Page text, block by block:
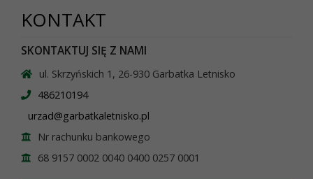
KONTAKT
SKONTAKTUJ SIĘ Z NAMI
ul. Skrzyńskich 1, 26-930 Garbatka Letnisko
486210194
urzad@garbatkaletnisko.pl
Nr rachunku bankowego
68 9157 0002 0040 0400 0257 0001